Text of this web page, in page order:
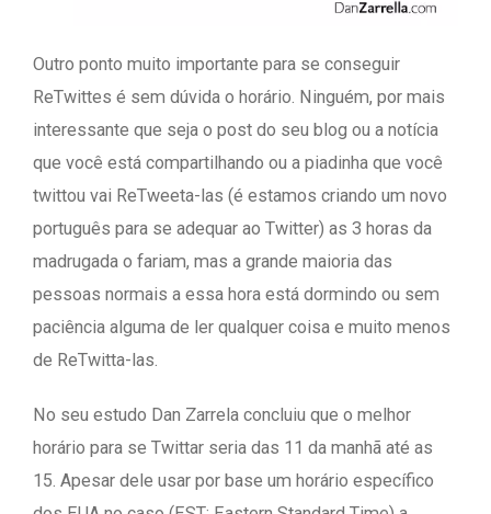
Outro ponto muito importante para se conseguir
ReTwittes é sem dúvida o horário. Ninguém, por mais
interessante que seja o post do seu blog ou a notícia
que você está compartilhando ou a piadinha que você
twittou vai ReTweeta-las (é estamos criando um novo
português para se adequar ao Twitter) as 3 horas da
madrugada o fariam, mas a grande maioria das
pessoas normais a essa hora está dormindo ou sem
paciência alguma de ler qualquer coisa e muito menos
de ReTwitta-las.
No seu estudo Dan Zarrela concluiu que o melhor
horário para se Twittar seria das 11 da manhã até as
15. Apesar dele usar por base um horário específico